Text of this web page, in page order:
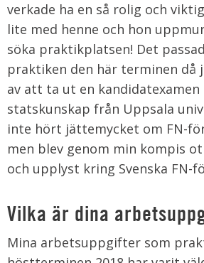
verkade ha en så rolig och
lite med henne och hon
söka praktikplatsen! Det
praktiken den här terminen då
av att ta ut en kandidatexamen
statskunskap från Uppsala
inte hört jättemycket om FN-
men blev genom min kompis
och upplyst kring Svenska FN-
Vilka är dina
Mina arbetsuppgifter som